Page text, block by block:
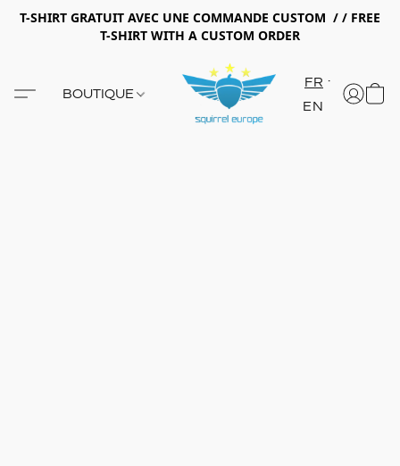
T-SHIRT GRATUIT AVEC UNE COMMANDE CUSTOM / / FREE
T-SHIRT WITH A CUSTOM ORDER
BOUTIQUE
FR
EN